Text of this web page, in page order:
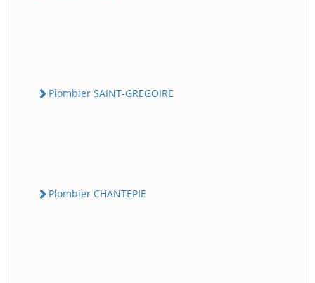
Plombier SAINT-GREGOIRE
Plombier CHANTEPIE